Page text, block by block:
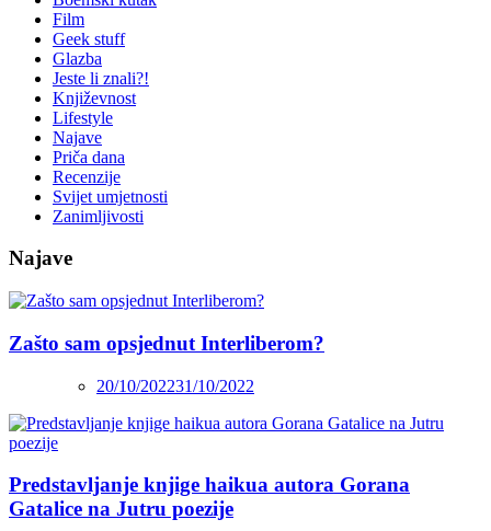
Film
Geek stuff
Glazba
Jeste li znali?!
Književnost
Lifestyle
Najave
Priča dana
Recenzije
Svijet umjetnosti
Zanimljivosti
Najave
Zašto sam opsjednut Interliberom?
20/10/202231/10/2022
Predstavljanje knjige haikua autora Gorana
Gatalice na Jutru poezije